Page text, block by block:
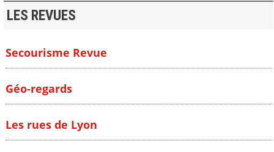
LES REVUES
Secourisme Revue
Géo-regards
Les rues de Lyon